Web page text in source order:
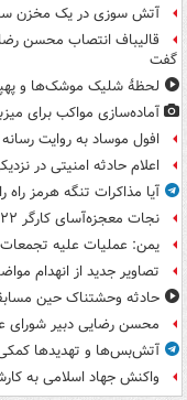
آتش سوزی در یک مخزن
قالیباف انتصاب محسن
گفت
لحظۀ شلیک موشک‌ها و
آماده‌سازی مواکب برای
افول موساد به روایت
اعلام حادثه امنیتی در
آیا مذاکرات تنگه هرمز راه
نجات معجزه‌آسای کارگر ۲۲ ساله از عمق ۱۵ متری چاه در تهران
یمن: عملیات علیه تجمعات
تصاویر جدید از انهدام
حادثه وحشتناک حین
محسن رضایی دبیر شورای
آتش‌بس‌ها و تهدیدها کمکی
واکنش جهاد اسلامی به